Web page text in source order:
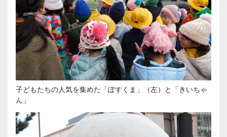
子どもたちの人気を集めた「ぽすくま」（左）と「きいちゃ
ん」